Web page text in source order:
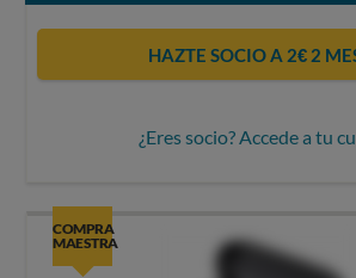
HAZTE SOCIO A 2€ 2
¿Eres socio? Accede a tu
COMPRA
MAESTRA